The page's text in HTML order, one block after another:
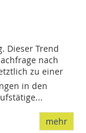
Dieser Trend
nach
zu einer
in den
mehr